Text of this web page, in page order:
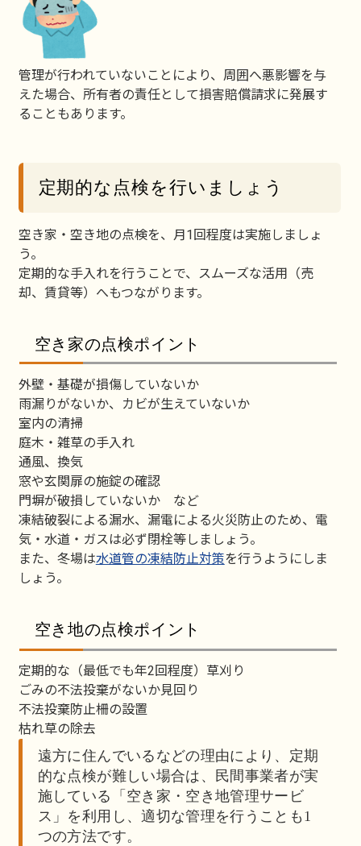
管理が行われていないことにより、周囲へ悪影響を与
えた場合、所有者の責任として損害賠償請求に発展す
ることもあります。
定期的な点検を行いましょう
空き家・空き地の点検を、月1回程度は実施しましょ
う。
定期的な手入れを行うことで、スムーズな活用（売
却、賃貸等）へもつながります。
空き家の点検ポイント
外壁・基礎が損傷していないか
雨漏りがないか、カビが生えていないか
室内の清掃
庭木・雑草の手入れ
通風、換気
窓や玄関扉の施錠の確認
門塀が破損していないか など
凍結破裂による漏水、漏電による火災防止のため、電
気・水道・ガスは必ず閉栓等しましょう。
また、冬場は水道管の凍結防止対策を行うようにしま
しょう。
空き地の点検ポイント
定期的な（最低でも年2回程度）草刈り
ごみの不法投棄がないか見回り
不法投棄防止柵の設置
枯れ草の除去
遠方に住んでいるなどの理由により、定期
的な点検が難しい場合は、民間事業者が実
施している「空き家・空き地管理サービ
ス」を利用し、適切な管理を行うことも1
つの方法です。